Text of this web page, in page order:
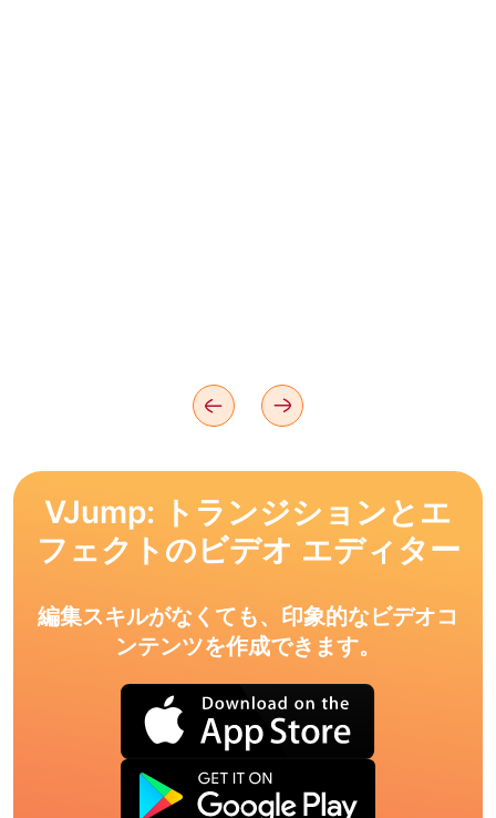
VJump: トランジションとエ
フェクトのビデオ エディター
編集スキルがなくても、印象的なビデオコ
ンテンツを作成できます。